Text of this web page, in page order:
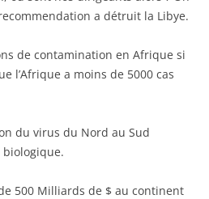
a détruit la Libye.
de contamination en Afrique si
l’Afrique a moins de 5000 cas
du virus du Nord au Sud
biologique.
500 Milliards de $ au continent